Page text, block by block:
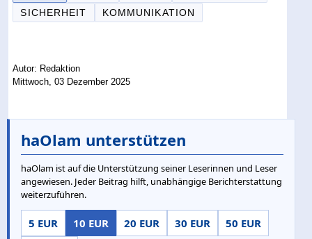
SICHERHEIT
KOMMUNIKATION
Autor: Redaktion
Mittwoch, 03 Dezember 2025
haOlam unterstützen
haOlam ist auf die Unterstützung seiner Leserinnen und Leser
angewiesen. Jeder Beitrag hilft, unabhängige Berichterstattung
weiterzuführen.
5 EUR 10 EUR 20 EUR 30 EUR 50 EUR